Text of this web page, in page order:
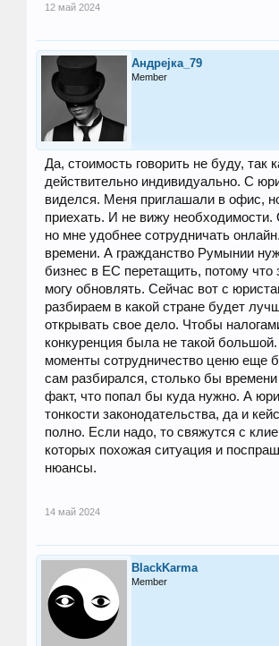
12 май 2024
Андреjка_79
Member
Да, стоимость говорить не буду, так
действительно индивидуально. С
виделся. Меня приглашали в офис,
приехать. И не вижу
но мне удобнее сотрудничать
времени. А гражданство Румынии
бизнес в ЕС перетащить, потому что
могу обновлять. Сейчас вот с
разбираем в какой стране будет
открывать свое дело. Чтобы
конкуренция была не такой большой.
моменты сотрудничество ценю еще
сам разбирался, столько бы времени
факт, что попал бы куда нужно. А
тонкости законодательства, да и
полно. Если надо, то свяжутся с
которых похожая ситуация и
нюансы.
14 май 2024
BlackKarma
Member